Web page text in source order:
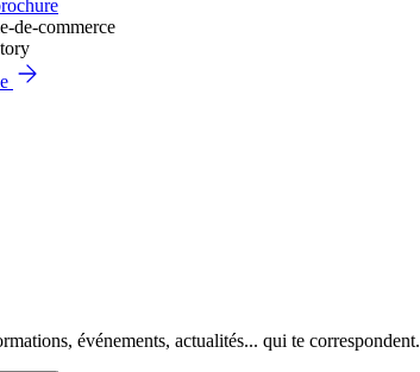
événements, actualités... qui te correspondent.